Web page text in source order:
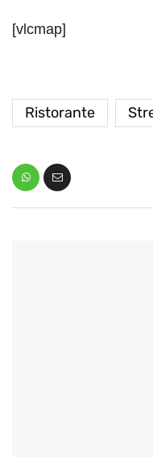
[vlcmap]
Ristorante